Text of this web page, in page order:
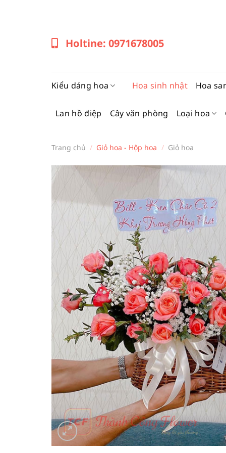
Holtine: 0971678005
Kiểu dáng hoa Hoa sinh nhật Hoa
Lan hồ điệp Cây văn phòng Loại hoa
Trang chủ / Giỏ hoa - Hộp hoa / Giỏ hoa